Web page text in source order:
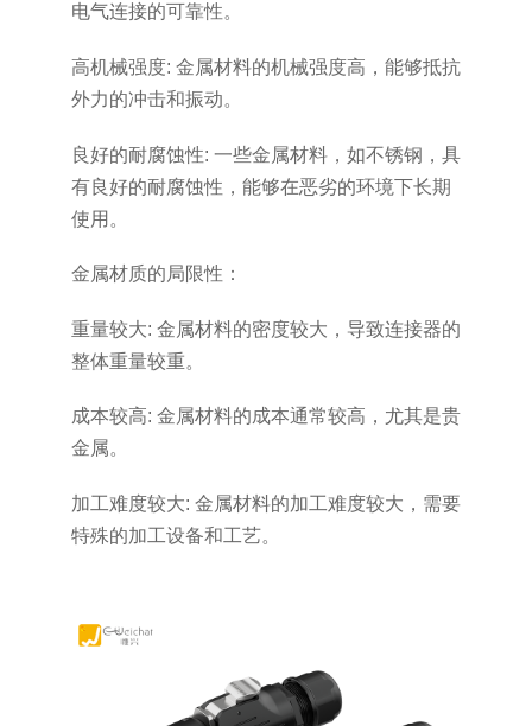
电气连接的可靠性。
高机械强度: 金属材料的机械强度高，能够抵抗
外力的冲击和振动。
良好的耐腐蚀性: 一些金属材料，如不锈钢，具
有良好的耐腐蚀性，能够在恶劣的环境下长期
使用。
金属材质的局限性：
重量较大: 金属材料的密度较大，导致连接器的
整体重量较重。
成本较高: 金属材料的成本通常较高，尤其是贵
金属。
加工难度较大: 金属材料的加工难度较大，需要
特殊的加工设备和工艺。